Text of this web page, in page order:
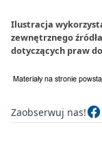
Ilustracja
zewnętrznego
dotyczących praw
Zaobserwuj nas!